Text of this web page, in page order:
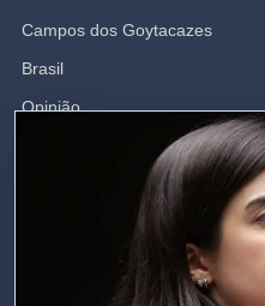
Campos dos Goytacazes
Brasil
Opinião